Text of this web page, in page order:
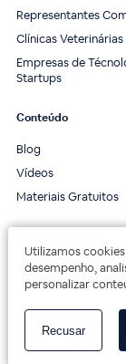
Utilizamos
desempenho,
personalizar
Recusar
Representantes
Clínicas Veterinárias
Empresas de
Startups
Conteúdo
Blog
Vídeos
Materiais Gratuitos
© 2020
Av. das Américas,
Av. das